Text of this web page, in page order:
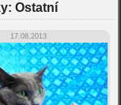
Ostatní
17.08.2013